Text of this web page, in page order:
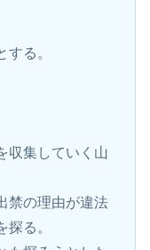
る。
収集していく山
禁の理由が違法
る。